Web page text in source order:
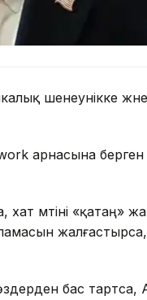
шенеунікке
арнасына
мәтіні «қатаң»
бас